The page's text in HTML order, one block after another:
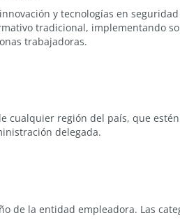
y tecnologías en
tradicional, implementando
trabajadoras.
cualquier región del país, que
delegada.
de la entidad empleadora. Las